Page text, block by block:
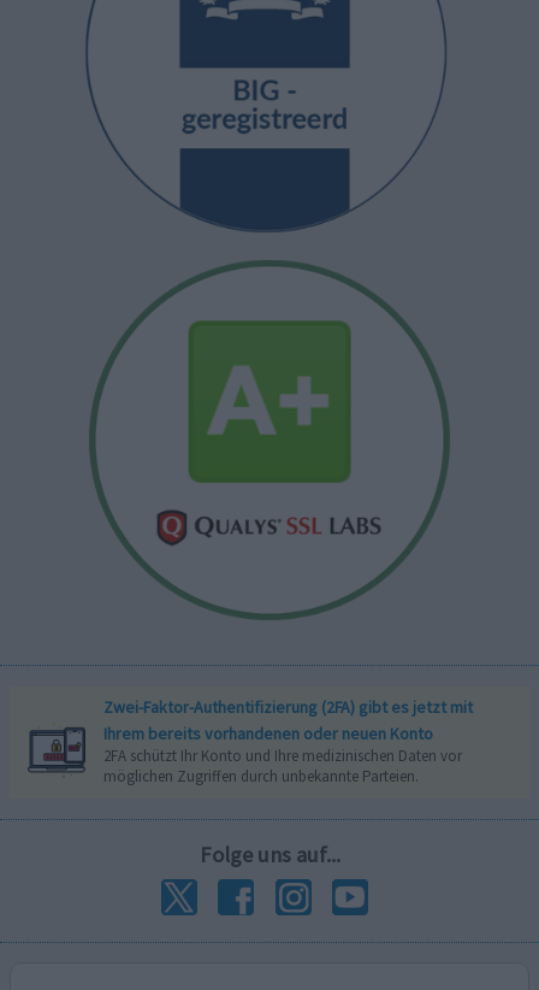
Zwei-Faktor-Authentifizierung (2FA) gibt es jetzt mit
Ihrem bereits vorhandenen oder neuen Konto
2FA schützt Ihr Konto und Ihre medizinischen Daten vor
möglichen Zugriffen durch unbekannte Parteien.
Folge uns auf...